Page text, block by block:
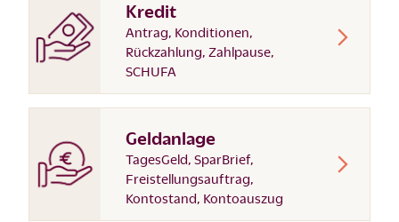
Kredit
Antrag, Konditionen,
Rückzahlung, Zahlpause,
SCHUFA
Geldanlage
TagesGeld, SparBrief,
Freistellungsauftrag,
Kontostand, Kontoauszug